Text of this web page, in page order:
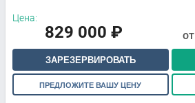
Цена:
829 000 ₽ от
ЗАРЕЗЕРВИРОВАТЬ
ПРЕДЛОЖИТЕ ВАШУ ЦЕНУ